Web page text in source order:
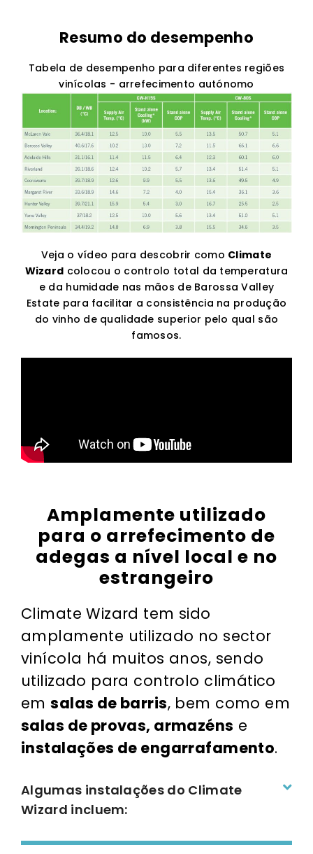
Resumo do desempenho
Tabela de desempenho para diferentes regiões
vinícolas - arrefecimento autónomo
Veja o vídeo para descobrir como Climate
Wizard colocou o controlo total da temperatura
e da humidade nas mãos de Barossa Valley
Estate para facilitar a consistência na produção
do vinho de qualidade superior pelo qual são
famosos.
Amplamente utilizado
para o arrefecimento de
adegas a nível local e no
estrangeiro
Climate Wizard tem sido
amplamente utilizado no sector
vinícola há muitos anos, sendo
utilizado para controlo climático
emsalas de barris, bem como em
salas de provas, armazéns e
instalações de engarrafamento.
Algumas instalações do Climate
Wizard incluem: